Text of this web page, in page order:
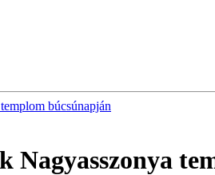
búcsúnapján
Nagyasszonya